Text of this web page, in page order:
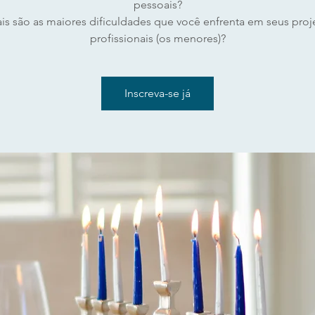
pessoais?
são as maiores dificuldades que você enfrenta em seus
profissionais (os menores)?
Inscreva-se já